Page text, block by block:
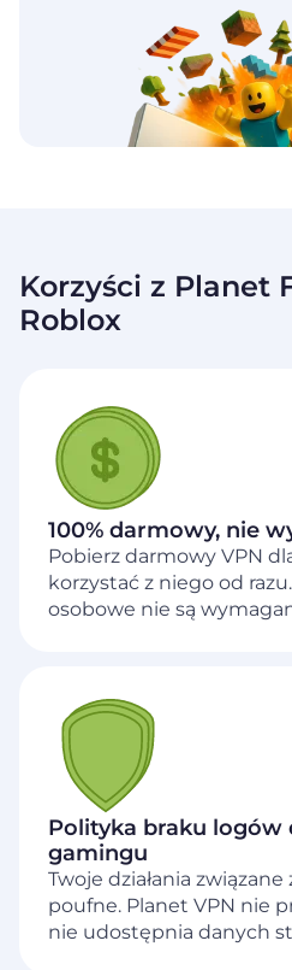
Korzyści z Planet
Roblox
100% darmowy, nie
Pobierz darmowy VPN
korzystać z niego od
osobowe nie są
Polityka braku logów
gamingu
Twoje działania
poufne. Planet VPN nie
nie udostępnia danych